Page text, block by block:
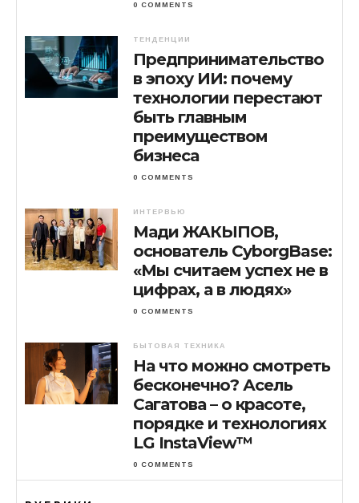
0 COMMENTS
ТЕНДЕНЦИИ
Предпринимательство
в эпоху ИИ: почему
технологии перестают
быть главным
преимуществом
бизнеса
0 COMMENTS
ИНТЕРВЬЮ
Мади ЖАКЫПОВ,
основатель CyborgBase:
«Мы считаем успех не в
цифрах, а в людях»
0 COMMENTS
БЫТОВАЯ ТЕХНИКА
На что можно смотреть
бесконечно? Асель
Сагатова – о красоте,
порядке и технологиях
LG InstaView™
0 COMMENTS